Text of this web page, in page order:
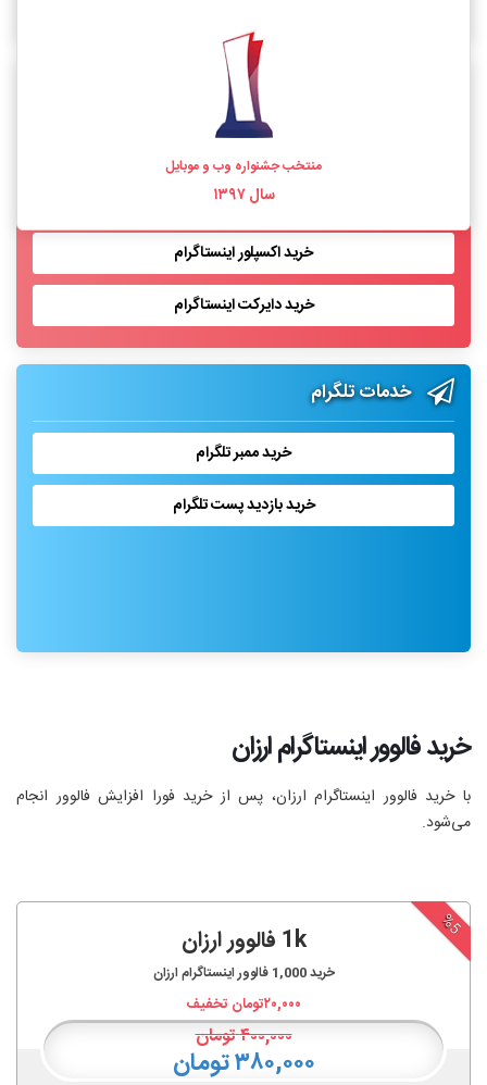
منتخب جشنواره وب و موبایل
سال ۱۳۹۷
خرید بازدید پست اینستاگرام
خرید اکسپلور اینستاگرام
خرید دایرکت اینستاگرام
خدمات تلگرام
خرید ممبر تلگرام
خرید بازدید پست تلگرام
خرید فالوور اینستاگرام ارزان
با خرید فالوور اینستاگرام ارزان، پس از خرید فورا افزایش فالوور انجام‌
می‌شود.
%5 1k فالوور ارزان
خرید1,000 فالوور اینستاگرام ارزان
۲۰,۰۰۰تومان تخفیف
۴۰۰,۰۰۰تومان
۳۸۰,۰۰۰ تومان